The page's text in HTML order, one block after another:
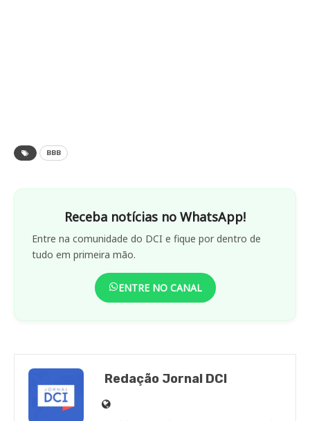
BBB
Receba notícias no WhatsApp!
Entre na comunidade do DCI e fique por dentro de
tudo em primeira mão.
ENTRE NO CANAL
Redação Jornal DCI
Site